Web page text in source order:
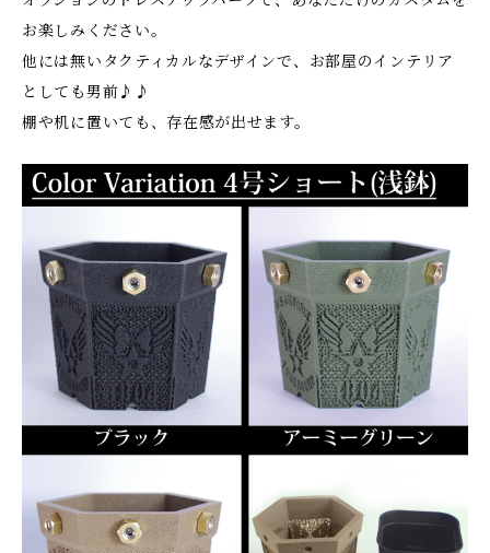
お楽しみください。
他には無いタクティカルなデザインで、お部屋のインテリア
としても男前♪♪
棚や机に置いても、存在感が出せます。